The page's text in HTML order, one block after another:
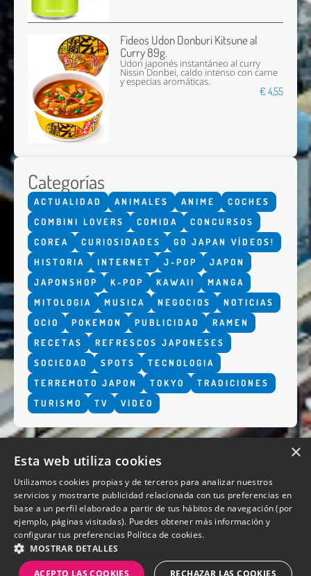
Fideos Udon Donburi Kitsune al
Curry 89g.
Udon japonés instantáneo al curry
Nissin Donbei, caldo intenso con carne
y especias aromáticas.
€ 4,55
Categorías
ACTUALIDAD ANIMALES ANIME
COCHES
COMBINI LOVERS
COMIDA
CONCURSOS
COREA
CURIOSIDADES
GO JAPAN VÍDEOS!
HISTORIA
INTERNET J-POP
JAPON
JAPONSHOP
K-POP KAWAII
MANGA
MITOLOGIA
MUSICA NEGOCIOS
NOTICIAS
OCIO
POKEMON PUBLICIDAD
RAMEN
RECETAS
REFRESCOS JAPONESES
SOCIEDAD
SPOTS
TECNOLOGIA
TERREMOTO JAPON
TOKYO
TRADICIONES
TURISMO
TV VIDEO
QUIENES SOMOS
×
Esta web utiliza cookies
Utilizamos cookies propias y de terceros para analizar nuestros
servicios y mostrarte publicidad relacionada con tus preferencias en
base a un perfil elaborado a partir de tus hábitos de navegación (por
ejemplo, páginas visitadas). Puedes obtener más información y
configurar tus preferencias Política de cookies.
MOSTRAR DETALLES
ACEPTO LAS COOKIES RECHAZAR LAS COOKIES